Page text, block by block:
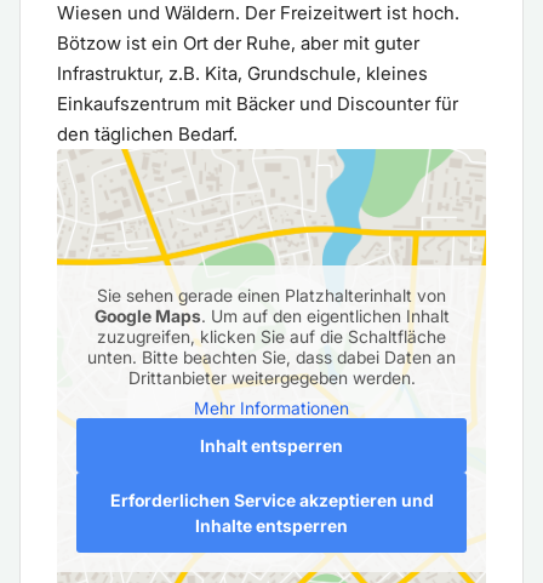
Wiesen und Wäldern. Der Freizeitwert ist hoch.
Bötzow ist ein Ort der Ruhe, aber mit guter
Infrastruktur, z.B. Kita, Grundschule, kleines
Einkaufszentrum mit Bäcker und Discounter für
den täglichen Bedarf.
Sie sehen gerade einen Platzhalterinhalt von
Google Maps. Um auf den eigentlichen Inhalt
zuzugreifen, klicken Sie auf die Schaltfläche
unten. Bitte beachten Sie, dass dabei Daten an
Drittanbieter weitergegeben werden.
Mehr Informationen
Inhalt entsperren
Erforderlichen Service akzeptieren und
Inhalte entsperren